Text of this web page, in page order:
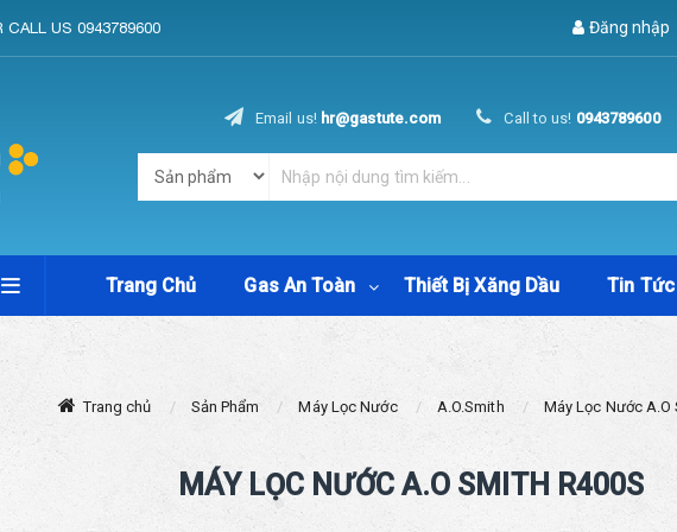
CALL US 0943789600 Đăng nhập
Email us! hr@gastute.com Call to us! 0943789600
Trang Chủ Gas An Toàn Thiết Bị Xăng Dầu Tin Tức
Trang chủ Sản Phẩm Máy Lọc Nước A.O.Smith Máy Lọc Nước A.O
MÁY LỌC NƯỚC A.O SMITH R400S